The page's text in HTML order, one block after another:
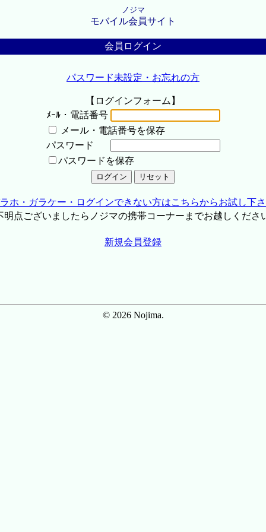
ノジマ
モバイル会員サイト
会員ログイン
パスワード未設定・お忘れの方
【ログインフォーム】
ﾒｰﾙ・電話番号
メール・電話番号を保存
パスワード
パスワードを保存
ホ・ガラケー・ログインできない方はこちらからお試し下
点ございましたらノジマの携帯コーナーまでお越しくださ
新規会員登録
© 2026 Nojima.